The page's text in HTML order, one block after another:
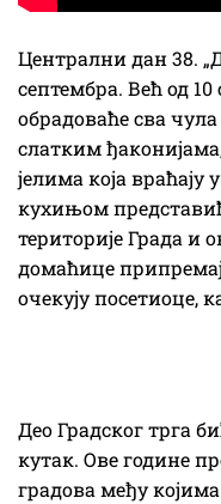
Централни дан 38.
септембра. Већ од
обрадоваће сва
слатким
јелима која
кухињом
територије Града и
домаћице
очекују посетиоце,
Део Градског трга
кутак. Ове године
градова међу